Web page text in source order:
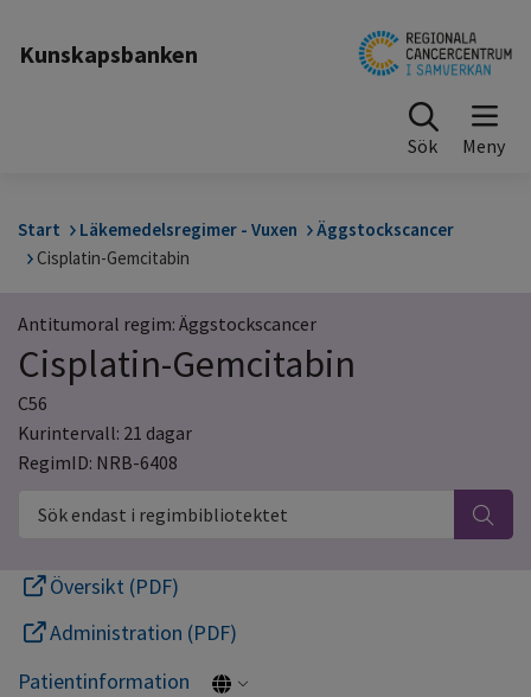
Kunskapsbanken
Sök
Start Läkemedelsregimer - Vuxen
Äggstockscancer
Cisplatin-Gemcitabin
Antitumoral regim: Äggstockscancer
Cisplatin-Gemcitabin
C56
Kurintervall: 21 dagar
RegimID: NRB-6408
Sök endast i regimbibliotektet
Översikt (PDF)
Administration (PDF)
Patientinformation